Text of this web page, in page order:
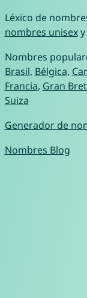
Léxico de
nombres unisexy
Nombres
Brasil, Bélgica,
Francia, Gran
Suiza
Generador de
Nombres Blog